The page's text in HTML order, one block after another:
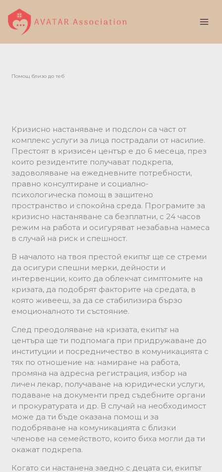
content
Помощ близо до теб
Кризисно настаняване и подслон са част от
комплекс услуги за лица пострадали от насилие.
Престоят в кризисен център е до 6 месеца, през
които резидентите получават подкрепа,
задоволяване на ежедневните потребности,
правно консултиране и социално-
психологическа помощ в защитено
пространство и спокойна среда. Програмите за
кризисно настаняване са безплатни, с 24 часов
режим на работа и осигуряват незабавна намеса
в случай на риск и спешност.
В началото на твоя престой екипът ще се стреми
да осигури спешни мерки, дейности и
интервенции, които да облекчат симптомите на
кризата, да подобрят факторите на средата, в
която живееш, за да се стабилизира бързо
емоционалното ти състояние.
След преодоляване на кризата, екипът на
центъра ще ти подпомага при придружаване до
институции и посредничество в комуникацията с
тях по отношение на: намиране на работа,
промяна на адресна регистрация, избор на
личен лекар, получаване на юридически услуги,
подаване на документи пред съдебните органи
и прокуратурата и др. В случай на необходимост
може да ти бъде оказана помощ и за
подобряване на комуникацията с близки
членове на семейството, които биха могли да ти
окажат подкрепа.
Когато си настанена заедно с децата си, екипът